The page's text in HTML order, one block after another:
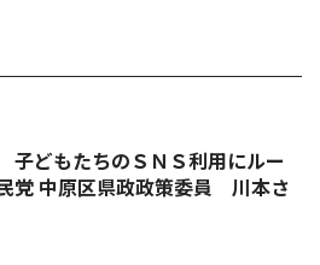
どもたちのＳＮＳ利用にルー
党 中原区県政政策委員 川本さ